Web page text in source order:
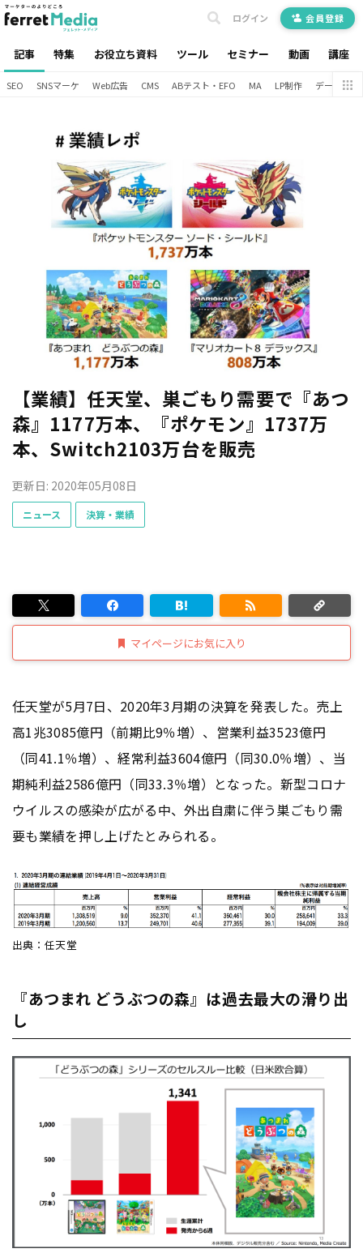
記事 特集 お役立ち資料 ツール セミナー 動画 講座
ログイン 会員登録
SEO SNSマーケ Web広告 CMS ABテスト・EFO MA LP制作 データ分析
【業績】任天堂、巣ごもり需要で『あつ
森』1177万本、『ポケモン』1737万
本、Switch2103万台を販売
更新日: 2020年05月08日
ニュース 決算・業績
マイページにお気に入り
任天堂が5月7日、2020年3月期の決算を発表した。売上
高1兆3085億円（前期比9％増）、営業利益3523億円
（同41.1％増）、経常利益3604億円（同30.0％増）、当
期純利益2586億円（同33.3％増）となった。新型コロナ
ウイルスの感染が広がる中、外出自粛に伴う巣ごもり需
要も業績を押し上げたとみられる。
出典：任天堂
『あつまれ どうぶつの森』は過去最大の滑り出
し